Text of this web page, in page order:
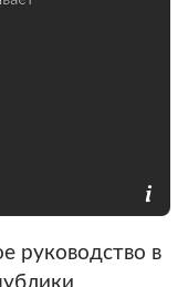
руководство в